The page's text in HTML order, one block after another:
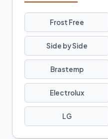
Frost Free
Side by Side
Brastemp
Electrolux
LG